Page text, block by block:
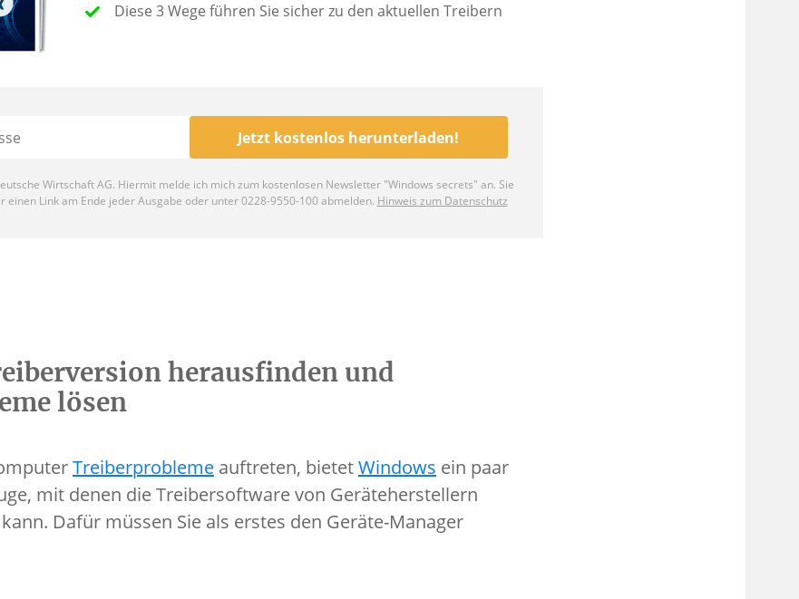
herausfinden und
lösen
Treiberprobleme auftreten, bietetWindows ein paar
mit denen die Treibersoftware von Geräteherstellern
Dafür müssen Sie als erstes den Geräte-Manager